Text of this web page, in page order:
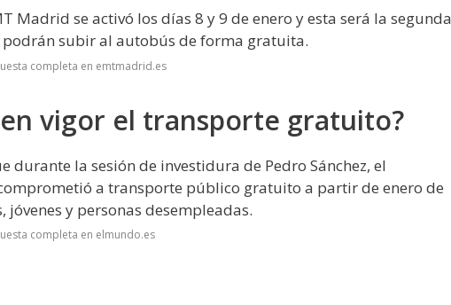
Madrid se activó los días 8 y 9 de enero y esta será la segunda
podrán subir al autobús de forma gratuita.
completa en emtmadrid.es
vigor el transporte gratuito?
durante la sesión de investidura de Pedro Sánchez, el
a transporte público gratuito a partir de enero de
y personas desempleadas.
completa en elmundo.es